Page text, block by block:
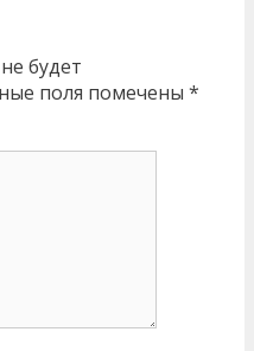
будет
поля помечены *